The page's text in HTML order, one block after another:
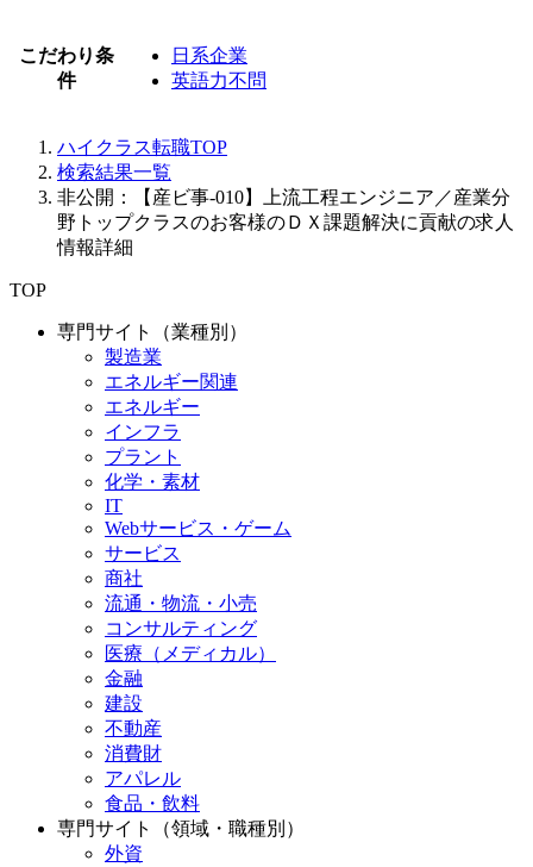
こだわり条
件
日系企業
英語力不問
ハイクラス転職TOP
検索結果一覧
非公開：【産ビ事-010】上流工程エンジニア／産業分
野トップクラスのお客様のＤＸ課題解決に貢献の求人
情報詳細
TOP
専門サイト（業種別）
製造業
エネルギー関連
エネルギー
インフラ
プラント
化学・素材
IT
Webサービス・ゲーム
サービス
商社
流通・物流・小売
コンサルティング
医療（メディカル）
金融
建設
不動産
消費財
アパレル
食品・飲料
専門サイト（領域・職種別）
外資